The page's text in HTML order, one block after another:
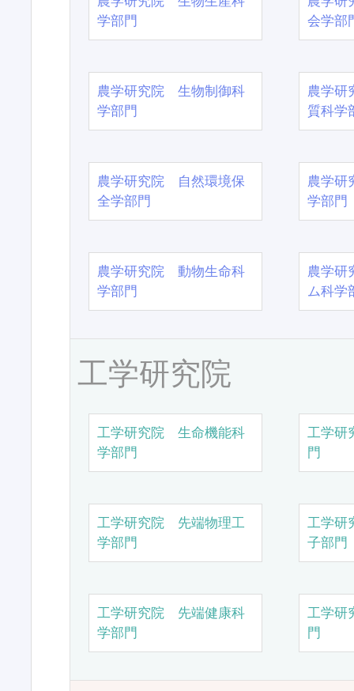
学部門
会学部
農学研究院 生物制御科
学部門
農学
質科学
農学研究院 自然環境保
全学部門
農学
学部門
農学研究院 動物生命科
学部門
農学
ム科学
工学研究院
工学研究院 生命機能科
学部門
工学研
門
工学研究院 先端物理工
学部門
工学研
子部門
工学研究院 先端健康科
学部門
工学研
門